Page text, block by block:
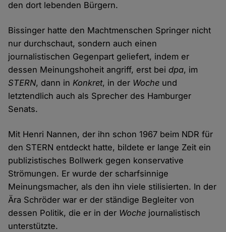
den dort lebenden Bürgern.
Bissinger hatte den Machtmenschen Springer nicht
nur durchschaut, sondern auch einen
journalistischen Gegenpart geliefert, indem er
dessen Meinungshoheit angriff, erst beidpa, im
STERN, dann inKonkret, in der Woche und
letztendlich auch als Sprecher des Hamburger
Senats.
Mit Henri Nannen, der ihn schon 1967 beim NDR für
den STERN entdeckt hatte, bildete er lange Zeit ein
publizistisches Bollwerk gegen konservative
Strömungen. Er wurde der scharfsinnige
Meinungsmacher, als den ihn viele stilisierten. In der
Ära Schröder war er der ständige Begleiter von
dessen Politik, die er in der Woche journalistisch
unterstützte.